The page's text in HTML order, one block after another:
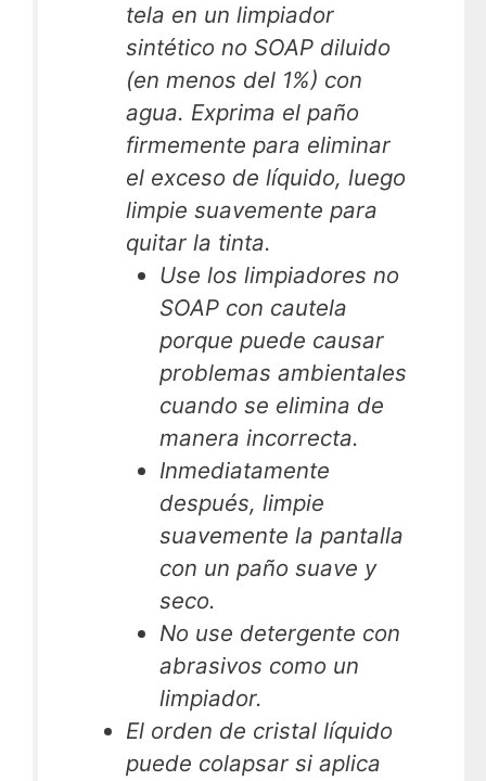
tela en un limpiador
sintético no SOAP diluido
(en menos del 1%) con
agua. Exprima el paño
firmemente para eliminar
el exceso de líquido, luego
limpie suavemente para
quitar la tinta.
Use los limpiadores no
SOAP con cautela
porque puede causar
problemas ambientales
cuando se elimina de
manera incorrecta.
Inmediatamente
después, limpie
suavemente la pantalla
con un paño suave y
seco.
No use detergente con
abrasivos como un
limpiador.
El orden de cristal líquido
puede colapsar si aplica